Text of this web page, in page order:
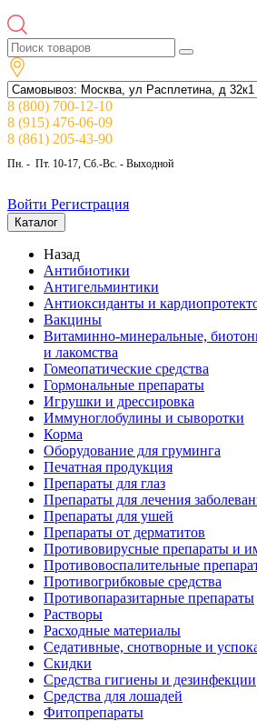
8 (800) 700-12-10
8 (915) 476-06-09
8 (861) 205-43-90
Пн. - Пт. 10-17, Сб.-Вс. - Выходной
Войти Регистрация
Каталог
Назад
Антибиотики
Антигельминтики
Антиоксиданты и
Вакцины
Витаминно-минеральные,
и лакомства
Гомеопатические средства
Гормональные препараты
Игрушки и дрессировка
Иммуноглобулины и сыворотки
Корма
Оборудование для груминга
Печатная продукция
Препараты для глаз
Препараты для лечения
Препараты для ушей
Препараты от дерматитов
Противовирусные препараты и
Противовоспалительные
Противогрибковые средства
Противопаразитарные препараты
Растворы
Расходные материалы
Седативные, снотворные и
Скидки
Средства гигиены и дезинфекции
Средства для лошадей
Фитопрепараты